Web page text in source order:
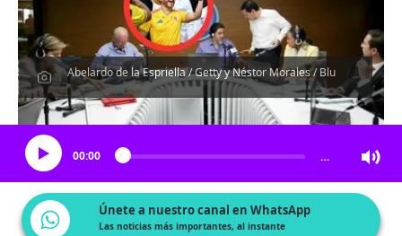
Abelardo de la Espriella / Getty y Néstor Morales / Blu
Escucha el artículo
00:00 …
Únete a nuestro canal en WhatsApp
Las noticias más importantes, al instante